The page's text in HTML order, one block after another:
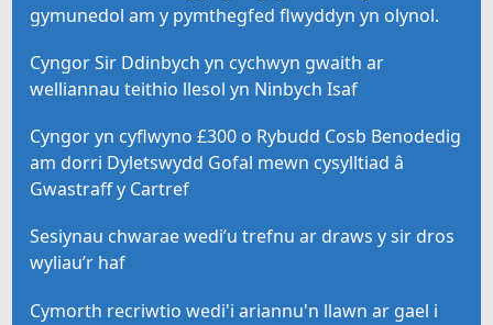
gymunedol am y pymthegfed flwyddyn yn olynol.
Cyngor Sir Ddinbych yn cychwyn gwaith ar
welliannau teithio llesol yn Ninbych Isaf
Cyngor yn cyflwyno £300 o Rybudd Cosb Benodedig
am dorri Dyletswydd Gofal mewn cysylltiad â
Gwastraff y Cartref
Sesiynau chwarae wedi’u trefnu ar draws y sir dros
wyliau’r haf
Cymorth recriwtio wedi'i ariannu'n llawn ar gael i